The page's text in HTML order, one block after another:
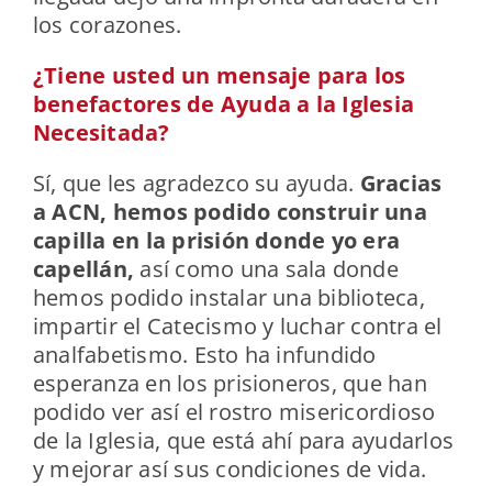
los corazones.
¿Tiene usted un mensaje para los
benefactores de Ayuda a la Iglesia
Necesitada?
Sí, que les agradezco su ayuda. Gracias
a ACN, hemos podido construir una
capilla en la prisión donde yo era
capellán, así como una sala donde
hemos podido instalar una biblioteca,
impartir el Catecismo y luchar contra el
analfabetismo. Esto ha infundido
esperanza en los prisioneros, que han
podido ver así el rostro misericordioso
de la Iglesia, que está ahí para ayudarlos
y mejorar así sus condiciones de vida.